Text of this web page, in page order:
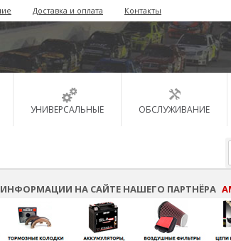
Доставка и оплата Контакты
УНИВЕРСАЛЬНЫЕ ОБСЛУЖИВАНИЕ
НА САЙТЕ НАШЕГО ПАРТНЁРА